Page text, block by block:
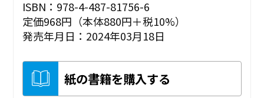
ISBN：978-4-487-81756-6
定価968円（本体880円＋税10%）
発売年月日：2024年03月18日
紙の書籍を購入する